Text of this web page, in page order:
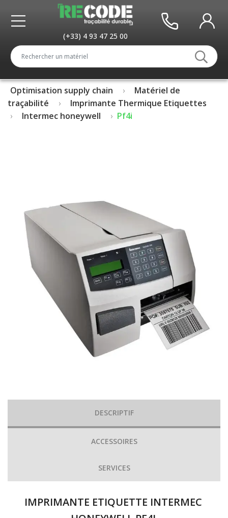
(+33) 4 93 47 25 00
Optimisation supply chain
Matériel de
traçabilité
Imprimante Thermique Etiquettes
Intermec honeywell
Pf4i
DESCRIPTIF
ACCESSOIRES
SERVICES
IMPRIMANTE ETIQUETTE INTERMEC